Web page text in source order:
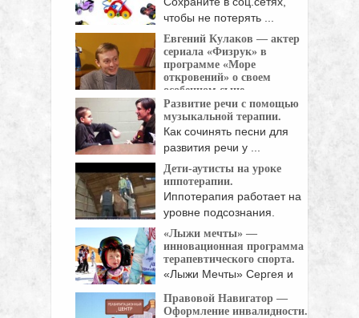
чтобы не потерять ...
Евгений Кулаков — актер
сериала «Физрук» в
программе «Море
откровений» о своем
особенном сыне.
Актер сериала «Физрук»
Евгений Кулаков и его ...
Развитие речи с помощью
музыкальной терапии.
Как сочинять песни для
развития речи у ...
Дети-аутисты на уроке
иппотерапии.
Иппотерапия работает на
уровне подсознания.
Ребенок, погруженный ...
«Лыжи мечты» —
инновационная программа
терапевтического спорта.
«Лыжи Мечты» Сергея и
...
Правовой Навигатор —
Оформление инвалидности.